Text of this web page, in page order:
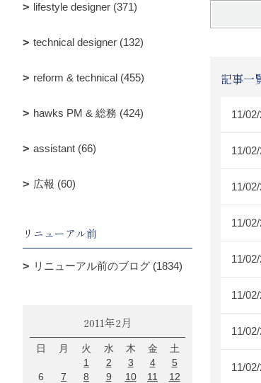
記事一
11/
11/
11/
11/
11/
11/
11/
11/
lifestyle designer (371)
technical designer (132)
reform & technical (455)
hawks PM & 総務 (424)
assistant (66)
広報 (60)
リニューアル前
リニューアル前のブログ (1834)
2011年2月
日 月 火 水 木 金
土
1
2 3 4
5
6
7 8 9 10 11
12